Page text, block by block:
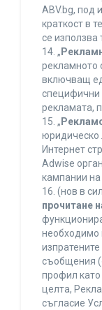
ABV.bg, под
краткост в
се използва
14. „
рекламното
включващ
специфични
рекламата,
15. „
юридическо
Интернет
Adwise
кампании на
16. (нов в
прочитане
необходимо
съобщения
профил
целта,
съгласие